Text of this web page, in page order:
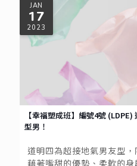
JAN
17
2023
【幸福塑成班】編號4號
型男！
道明四為超接地氣男友型
藉著嘴甜的優勢、柔軟的